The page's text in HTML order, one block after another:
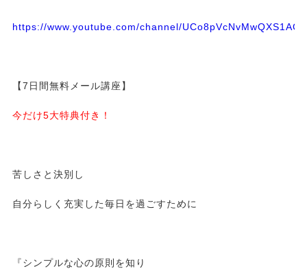
https://www.youtube.com/channel/
【7日間無料メール講座】
今だけ5大特典付き！
苦しさと決別し
自分らしく充実した毎日を過ごすために
『シンプルな心の原則を知り